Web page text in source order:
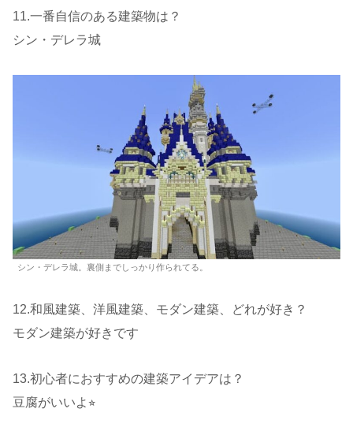
11.一番自信のある建築物は？
シン・デレラ城
シン・デレラ城。裏側までしっかり作られてる。
12.和風建築、洋風建築、モダン建築、どれが好き？
モダン建築が好きです
13.初心者におすすめの建築アイデアは？
豆腐がいいよ⭐︎